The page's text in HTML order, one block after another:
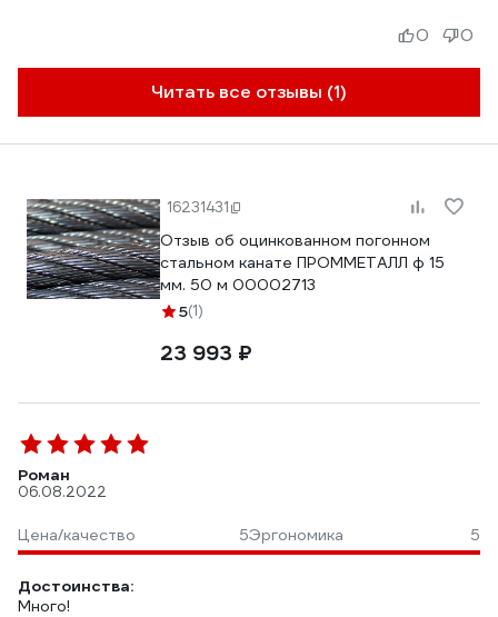
Читать все отзывы (1)
0 0
16231431
Отзыв об оцинкованном погонном
стальном канате ПРОММЕТАЛЛ ф 15
мм. 50 м 00002713
5(1)
23 993 ₽
Роман
06.08.2022
Цена/качество 5Эргономика 5
Достоинства:
Много!